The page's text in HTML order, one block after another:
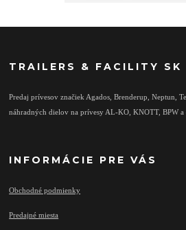
TRAILERS & FACILITY SK
Predaj prívesov značiek Agados, Brenderup, Neptun,
náhradných dielov na prívesy AL-KO, KNOTT, BPW a
INFORMÁCIE PRE VÁS
Obchodné podmienky
Predajné miesta